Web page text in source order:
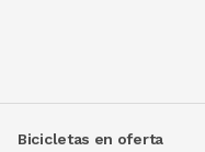
Bicicletas en oferta